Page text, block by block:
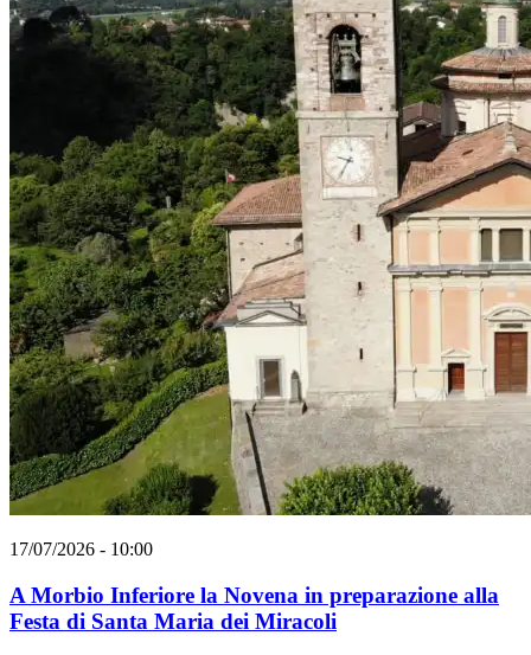
17/07/2026 - 10:00
A Morbio Inferiore la Novena in preparazione alla
Festa di Santa Maria dei Miracoli